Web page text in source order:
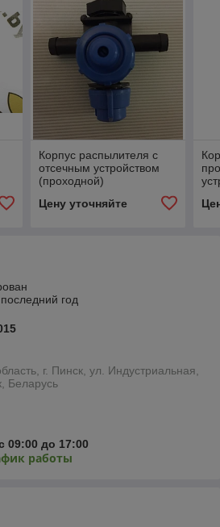
Корпус распылителя с
отсечным устройством
(проходной)
Цену уточняйте
год
г. Пинск, ул. Индустриальная,
Беларусь
09:00 до 17:00
работы